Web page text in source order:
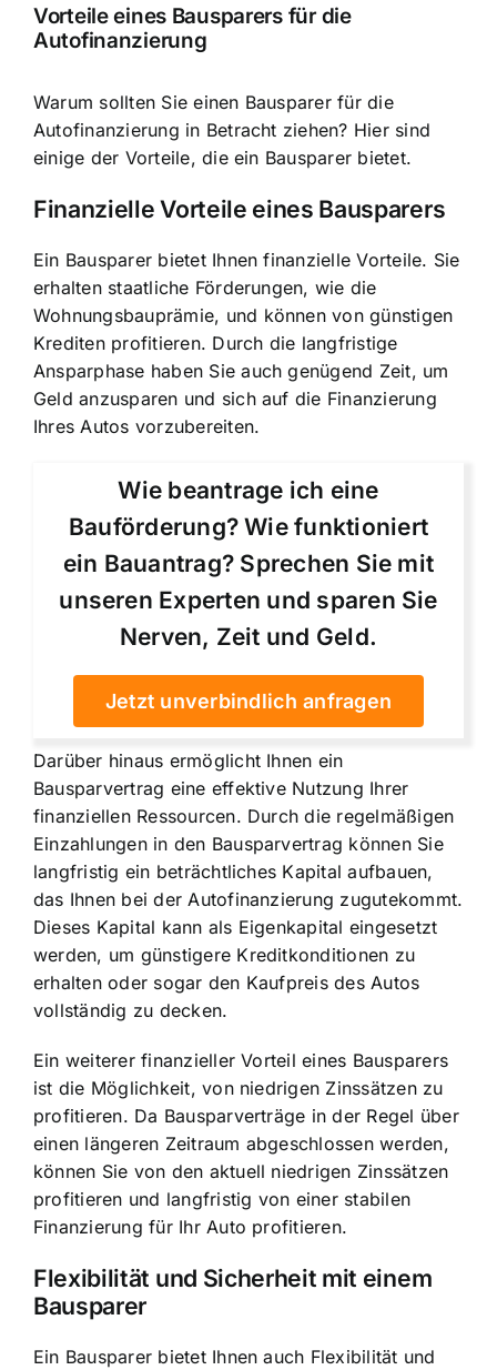
Vorteile eines Bausparers für die
Autofinanzierung
Warum sollten Sie einen Bausparer für die
Autofinanzierung in Betracht ziehen? Hier sind
einige der Vorteile, die ein Bausparer bietet.
Finanzielle Vorteile eines Bausparers
Ein Bausparer bietet Ihnen finanzielle Vorteile. Sie
erhalten staatliche Förderungen, wie die
Wohnungsbauprämie, und können von günstigen
Krediten profitieren. Durch die langfristige
Ansparphase haben Sie auch genügend Zeit, um
Geld anzusparen und sich auf die Finanzierung
Ihres Autos vorzubereiten.
Wie beantrage ich eine
Bauförderung? Wie funktioniert
ein Bauantrag? Sprechen Sie mit
unseren Experten und sparen Sie
Nerven, Zeit und Geld.
Jetzt unverbindlich anfragen
Darüber hinaus ermöglicht Ihnen ein
Bausparvertrag eine effektive Nutzung Ihrer
finanziellen Ressourcen. Durch die regelmäßigen
Einzahlungen in den Bausparvertrag können Sie
langfristig ein beträchtliches Kapital aufbauen,
das Ihnen bei der Autofinanzierung zugutekommt.
Dieses Kapital kann als Eigenkapital eingesetzt
werden, um günstigere Kreditkonditionen zu
erhalten oder sogar den Kaufpreis des Autos
vollständig zu decken.
Ein weiterer finanzieller Vorteil eines Bausparers
ist die Möglichkeit, von niedrigen Zinssätzen zu
profitieren. Da Bausparverträge in der Regel über
einen längeren Zeitraum abgeschlossen werden,
können Sie von den aktuell niedrigen Zinssätzen
profitieren und langfristig von einer stabilen
Finanzierung für Ihr Auto profitieren.
Flexibilität und Sicherheit mit einem
Bausparer
Ein Bausparer bietet Ihnen auch Flexibilität und